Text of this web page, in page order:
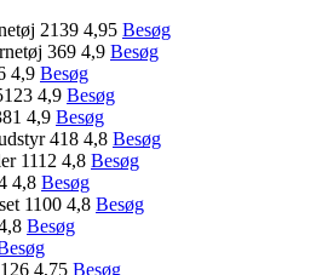
2139 4,95 Besøg
369 4,9 Besøg
4,9 Besøg
4,9 Besøg
4,9 Besøg
418 4,8 Besøg
1112 4,8 Besøg
4,8 Besøg
1100 4,8 Besøg
Besøg
4,75 Besøg